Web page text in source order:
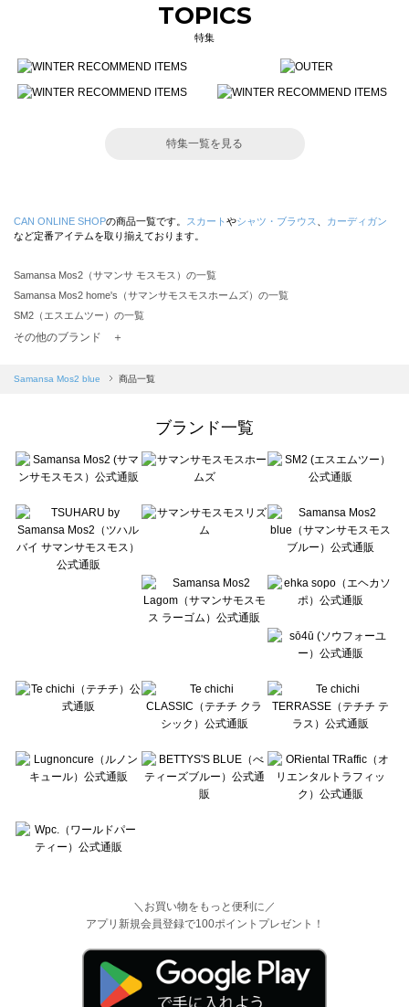
TOPICS
特集
特集一覧を見る
CAN ONLINE SHOPの商品一覧です。 スカート やシャツ・ブラウス
カーディガン
など定番アイテムを取り揃えております。
Samansa Mos2（サマンサ モスモス）の一覧
Samansa Mos2 home's（サマンサモスモスホームズ）の一覧
SM2（エスエムツー）の一覧
TSUHARU by Samansa Mos2（ツハルバイサマンサモスモス）の一覧
Samansa Mos2 blue（サマンサモスモス ブルー）の一覧
Te chichi（テチチ）の一覧
Te chichi CLASSIC（テチチ クラシック）の一覧
Lugnoncure（ルノンキュール）の一覧
BETTY'S BLUE（べティーズブルー）の一覧
Wpc.（ワールドパーティー）の一覧
その他のブランド ＋
Samansa Mos2 blue 商品一覧
ブランド一覧
＼お買い物をもっと便利に／
アプリ新規会員登録で100ポイントプレゼント！